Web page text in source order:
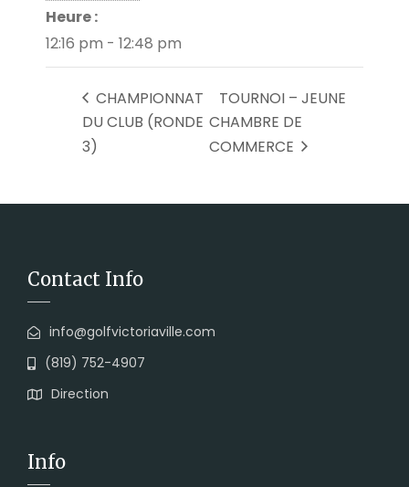
Heure :
12:16 pm - 12:48 pm
CHAMPIONNAT
DU CLUB (RONDE
3)
TOURNOI – JEUNE
CHAMBRE DE
COMMERCE
Contact Info
info@golfvictoriaville.com
(819) 752-4907
Direction
Info